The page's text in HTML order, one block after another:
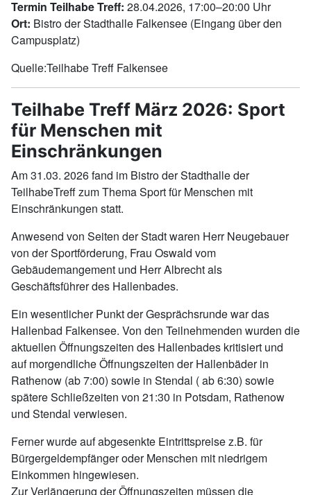
Termin Teilhabe Treff: 28.04.2026, 17:00–20:00 Uhr
Ort: Bistro der Stadthalle Falkensee (Eingang über den
Campusplatz)
Quelle:Teilhabe Treff Falkensee
Teilhabe Treff März 2026: Sport
für Menschen mit
Einschränkungen
Am 31.03. 2026 fand im Bistro der Stadthalle der
TeilhabeTreff zum Thema Sport für Menschen mit
Einschränkungen statt.
Anwesend von Seiten der Stadt waren Herr Neugebauer
von der Sportförderung, Frau Oswald vom
Gebäudemangement und Herr Albrecht als
Geschäftsführer des Hallenbades.
Ein wesentlicher Punkt der Gesprächsrunde war das
Hallenbad Falkensee. Von den Teilnehmenden wurden die
aktuellen Öffnungszeiten des Hallenbades kritisiert und
auf morgendliche Öffnungszeiten der Hallenbäder in
Rathenow (ab 7:00) sowie in Stendal ( ab 6:30) sowie
spätere Schließzeiten von 21:30 in Potsdam, Rathenow
und Stendal verwiesen.
Ferner wurde auf abgesenkte Eintrittspreise z.B. für
Bürgergeldempfänger oder Menschen mit niedrigem
Einkommen hingewiesen.
Zur Verlängerung der Öffnungszeiten müssen die